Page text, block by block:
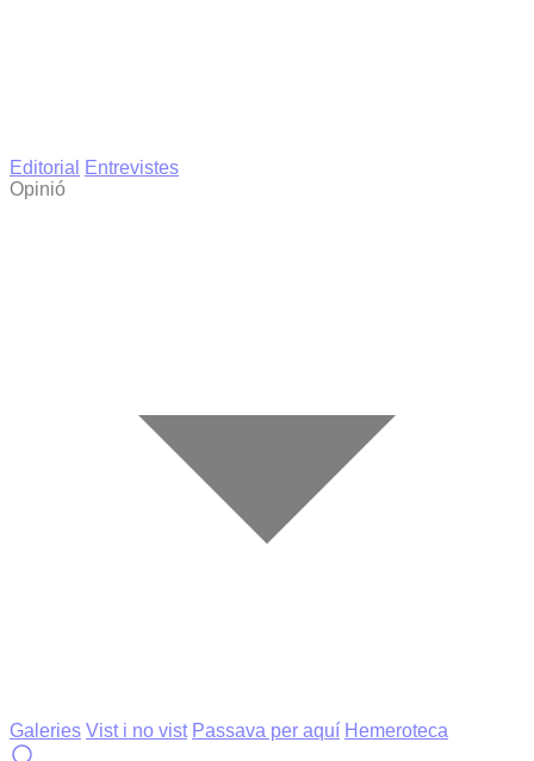
Editorial
Entrevistes
Opinió
Galeries Vist i no vist Passava per aquí Hemeroteca